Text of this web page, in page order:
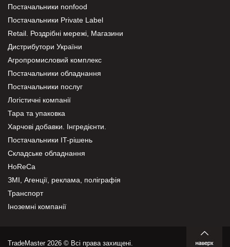
Постачальники nonfood
Постачальники Private Label
Retail. Роздрібні мережі, Магазини
Дистрибутори України
Агропромисловий комплекс
Постачальники обладнання
Постачальники послуг
Логістичні компанії
Тара та упаковка
Харчові добавки. Інгредієнти.
Постачальники IT-рішень
Складське обладнання
HoReCa
ЗМІ, Агенції, реклама, поліграфія
Транспорт
Іноземні компанії
TradeMaster 2026 © Всі права захищені.